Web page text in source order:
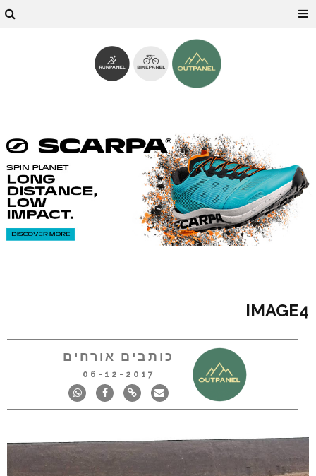
IMAGE4
כותבים אורחים
06-12-2017